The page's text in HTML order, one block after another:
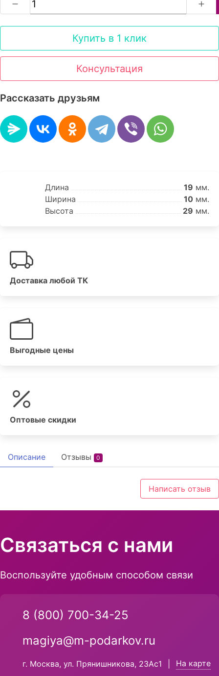
Купить в 1 клик
Консультация
Рассказать друзьям
Длина 19 мм.
Ширина
10 мм.
Высота
29 мм.
Доставка любой ТК
Выгодные цены
Оптовые скидки
Описание Отзывы 0
Написать отзыв
Связаться с нами
Воспользуйте удобным способом связи
8 (800) 700-34-25
magiya@m-podarkov.ru
г. Москва, ул. Прянишникова, 23Ас1 На карте